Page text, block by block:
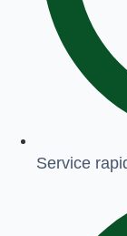
Service